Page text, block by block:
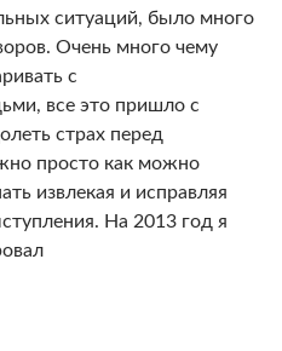
ситуаций, было много
Очень много чему
с
все это пришло с
страх перед
просто как можно
извлекая и исправляя
На 2013 год я